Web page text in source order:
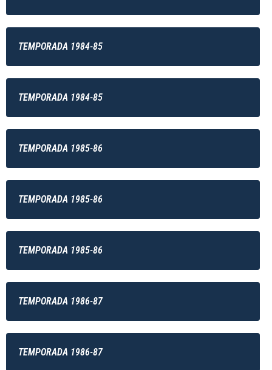
TEMPORADA 1984-85
TEMPORADA 1984-85
TEMPORADA 1985-86
TEMPORADA 1985-86
TEMPORADA 1985-86
TEMPORADA 1986-87
TEMPORADA 1986-87